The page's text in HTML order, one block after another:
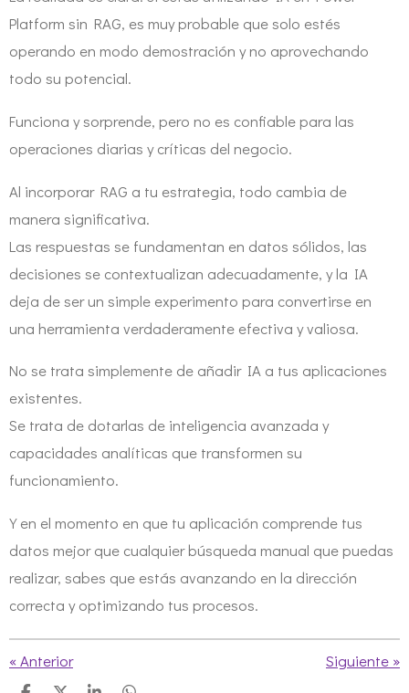
Platform sin RAG, es muy probable que solo estés
operando en modo demostración y no aprovechando
todo su potencial.
Funciona y sorprende, pero no es confiable para las
operaciones diarias y críticas del negocio.
Al incorporar RAG a tu estrategia, todo cambia de
manera significativa.
Las respuestas se fundamentan en datos sólidos, las
decisiones se contextualizan adecuadamente, y la IA
deja de ser un simple experimento para convertirse en
una herramienta verdaderamente efectiva y valiosa.
No se trata simplemente de añadir IA a tus aplicaciones
existentes.
Se trata de dotarlas de inteligencia avanzada y
capacidades analíticas que transformen su
funcionamiento.
Y en el momento en que tu aplicación comprende tus
datos mejor que cualquier búsqueda manual que puedas
realizar, sabes que estás avanzando en la dirección
correcta y optimizando tus procesos.
«Anterior Siguiente »